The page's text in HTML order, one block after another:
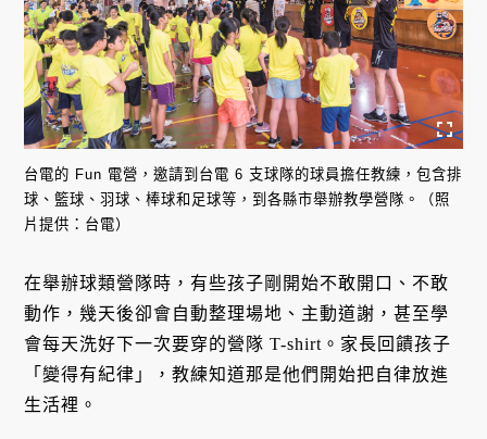
台電的 Fun 電營，邀請到台電 6 支球隊的球員擔任教練，包含排
球、籃球、羽球、棒球和足球等，到各縣市舉辦教學營隊。（照
片提供：台電）
在舉辦球類營隊時，有些孩子剛開始不敢開口、不敢
動作，幾天後卻會自動整理場地、主動道謝，甚至學
會每天洗好下一次要穿的營隊 T-shirt。家長回饋孩子
「變得有紀律」，教練知道那是他們開始把自律放進
生活裡。